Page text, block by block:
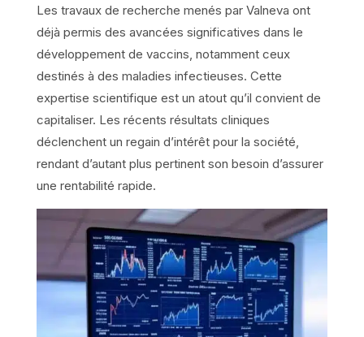
Les travaux de recherche menés par Valneva ont
déjà permis des avancées significatives dans le
développement de vaccins, notamment ceux
destinés à des maladies infectieuses. Cette
expertise scientifique est un atout qu’il convient de
capitaliser. Les récents résultats cliniques
déclenchent un regain d’intérêt pour la société,
rendant d’autant plus pertinent son besoin d’assurer
une rentabilité rapide.